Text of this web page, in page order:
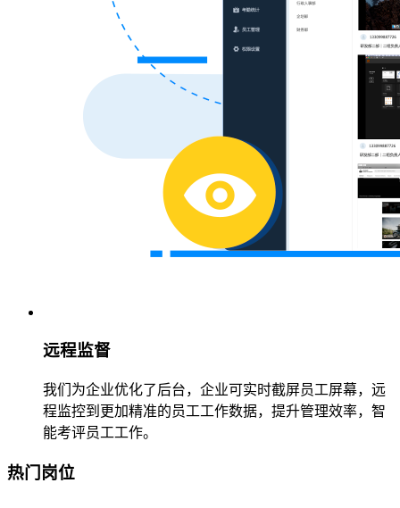
远程监督
我们为企业优化了后台，企业可实时截屏员工屏幕，远
程监控到更加精准的员工工作数据，提升管理效率，智
能考评员工工作。
热门岗位